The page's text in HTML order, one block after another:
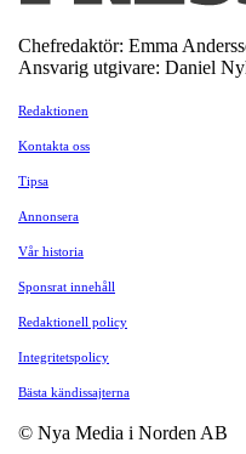
Chefredaktör: Emma
Ansvarig utgivare: Daniel
Redaktionen
Kontakta oss
Tipsa
Annonsera
Vår historia
Sponsrat innehåll
Redaktionell policy
Integritetspolicy
Bästa kändissajterna
© Nya Media i Norden AB